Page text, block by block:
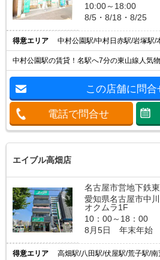
10:00～18:00
8/5・8/18・8/25
得意エリア 中村公園駅/中村日赤駅/岩塚駅/
中村公園駅の賃貸！名駅へ7分の東山線人気
この店舗に問合
電話で問合せ
エイブル高畑店
名古屋市営地下鉄
愛知県名古屋市中
オクムラ1F
10：00～18：00
8月5日 年末年始
得意エリア 高畑駅/八田駅/伏屋駅/荒子駅/南